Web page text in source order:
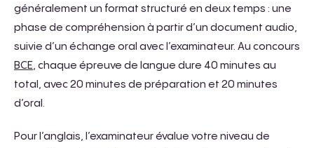
généralement un format structuré en deux temps : une
phase de compréhension à partir d’un document audio,
suivie d’un échange oral avec l’examinateur. Au concours
BCE, chaque épreuve de langue dure 40 minutes au
total, avec 20 minutes de préparation et 20 minutes
d’oral.
Pour l’anglais, l’examinateur évalue votre niveau de